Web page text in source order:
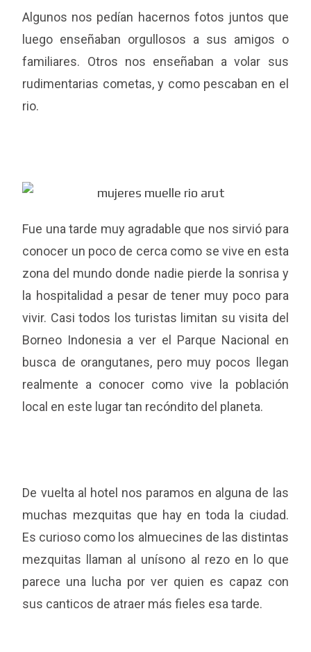
Algunos nos pedían hacernos fotos juntos que
luego enseñaban orgullosos a sus amigos o
familiares. Otros nos enseñaban a volar sus
rudimentarias cometas, y como pescaban en el
rio.
Fue una tarde muy agradable que nos sirvió para
conocer un poco de cerca como se vive en esta
zona del mundo donde nadie pierde la sonrisa y
la hospitalidad a pesar de tener muy poco para
vivir. Casi todos los turistas limitan su visita del
Borneo Indonesia a ver el Parque Nacional en
busca de orangutanes, pero muy pocos llegan
realmente a conocer como vive la población
local en este lugar tan recóndito del planeta.
De vuelta al hotel nos paramos en alguna de las
muchas mezquitas que hay en toda la ciudad.
Es curioso como los almuecines de las distintas
mezquitas llaman al unísono al rezo en lo que
parece una lucha por ver quien es capaz con
sus canticos de atraer más fieles esa tarde.